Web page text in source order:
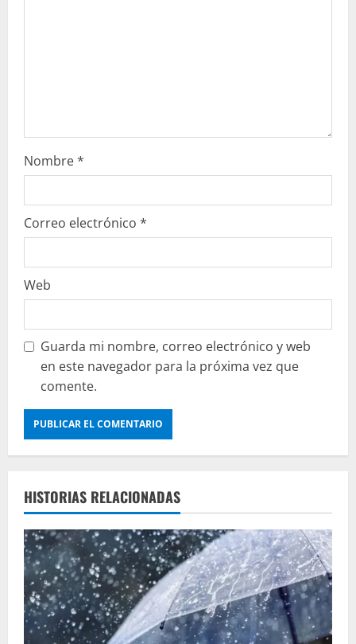
Nombre*
Correo electrónico *
Web
Guarda mi nombre, correo electrónico y web
en este navegador para la próxima vez que
comente.
HISTORIAS RELACIONADAS